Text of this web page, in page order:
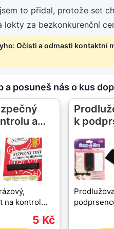
to přidal, protože set
lokty za bezkonkurenční
Očisti a odmasti
a posuneš nás o kus
a…
na kontrol…
5 Kč
k